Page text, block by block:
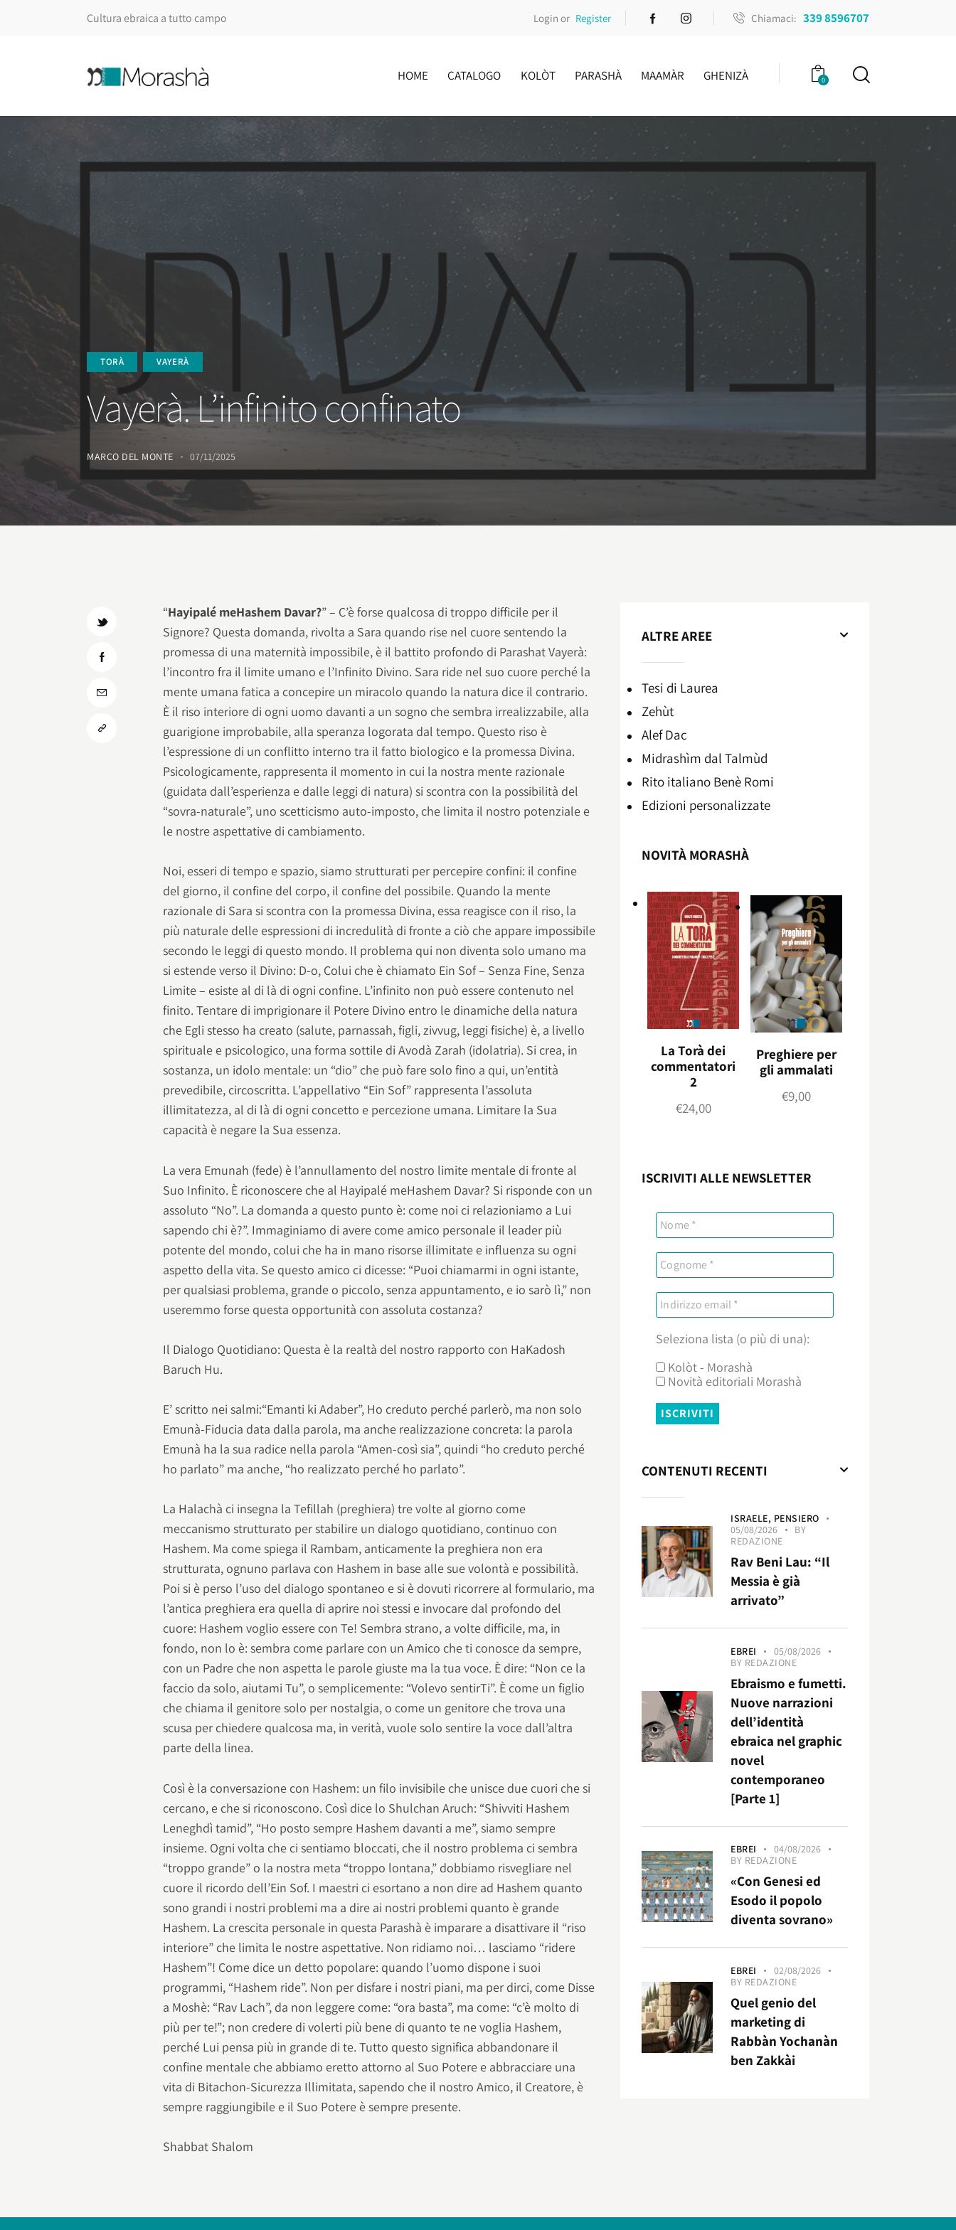
Cultura ebraica a tutto campo Login or Register Chiamaci: 339 8596707
HOME CATALOGO KOLÒT PARASHÀ MAAMÀR GHENIZÀ 0
TORÀ VAYERÀ
Vayerà. L’infinito confinato
MARCO DEL MONTE 07/11/2025
“Hayipalé meHashem Davar?” – C’è forse qualcosa di troppo difficile per il
Signore? Questa domanda, rivolta a Sara quando rise nel cuore sentendo la
promessa di una maternità impossibile, è il battito profondo di Parashat Vayerà:
l’incontro fra il limite umano e l’Infinito Divino. Sara ride nel suo cuore perché la
mente umana fatica a concepire un miracolo quando la natura dice il contrario.
È il riso interiore di ogni uomo davanti a un sogno che sembra irrealizzabile, alla
guarigione improbabile, alla speranza logorata dal tempo. Questo riso è
l’espressione di un conflitto interno tra il fatto biologico e la promessa Divina.
Psicologicamente, rappresenta il momento in cui la nostra mente razionale
(guidata dall’esperienza e dalle leggi di natura) si scontra con la possibilità del
“sovra-naturale”, uno scetticismo auto-imposto, che limita il nostro potenziale e
le nostre aspettative di cambiamento.
Noi, esseri di tempo e spazio, siamo strutturati per percepire confini: il confine
del giorno, il confine del corpo, il confine del possibile. Quando la mente
razionale di Sara si scontra con la promessa Divina, essa reagisce con il riso, la
più naturale delle espressioni di incredulità di fronte a ciò che appare impossibile
secondo le leggi di questo mondo. Il problema qui non diventa solo umano ma
si estende verso il Divino: D-o, Colui che è chiamato Ein Sof – Senza Fine, Senza
Limite – esiste al di là di ogni confine. L’infinito non può essere contenuto nel
finito. Tentare di imprigionare il Potere Divino entro le dinamiche della natura
che Egli stesso ha creato (salute, parnassah, figli, zivvug, leggi fisiche) è, a livello
spirituale e psicologico, una forma sottile di Avodà Zarah (idolatria). Si crea, in
sostanza, un idolo mentale: un “dio” che può fare solo fino a qui, un’entità
prevedibile, circoscritta. L’appellativo “Ein Sof” rappresenta l’assoluta
illimitatezza, al di là di ogni concetto e percezione umana. Limitare la Sua
capacità è negare la Sua essenza.
La vera Emunah (fede) è l’annullamento del nostro limite mentale di fronte al
Suo Infinito. È riconoscere che al Hayipalé meHashem Davar? Si risponde con un
assoluto “No”. La domanda a questo punto è: come noi ci relazioniamo a Lui
sapendo chi è?”. Immaginiamo di avere come amico personale il leader più
potente del mondo, colui che ha in mano risorse illimitate e influenza su ogni
aspetto della vita. Se questo amico ci dicesse: “Puoi chiamarmi in ogni istante,
per qualsiasi problema, grande o piccolo, senza appuntamento, e io sarò lì,” non
useremmo forse questa opportunità con assoluta costanza?
Il Dialogo Quotidiano: Questa è la realtà del nostro rapporto con HaKadosh
Baruch Hu.
E’ scritto nei salmi:“Emanti ki Adaber”, Ho creduto perché parlerò, ma non solo
Emunà-Fiducia data dalla parola, ma anche realizzazione concreta: la parola
Emunà ha la sua radice nella parola “Amen-così sia”, quindi “ho creduto perché
ho parlato” ma anche, “ho realizzato perché ho parlato”.
La Halachà ci insegna la Tefillah (preghiera) tre volte al giorno come
meccanismo strutturato per stabilire un dialogo quotidiano, continuo con
Hashem. Ma come spiega il Rambam, anticamente la preghiera non era
strutturata, ognuno parlava con Hashem in base alle sue volontà e possibilità.
Poi si è perso l’uso del dialogo spontaneo e si è dovuti ricorrere al formulario, ma
l’antica preghiera era quella di aprire noi stessi e invocare dal profondo del
cuore: Hashem voglio essere con Te! Sembra strano, a volte difficile, ma, in
fondo, non lo è: sembra come parlare con un Amico che ti conosce da sempre,
con un Padre che non aspetta le parole giuste ma la tua voce. È dire: “Non ce la
faccio da solo, aiutami Tu”, o semplicemente: “Volevo sentirTi”. È come un figlio
che chiama il genitore solo per nostalgia, o come un genitore che trova una
scusa per chiedere qualcosa ma, in verità, vuole solo sentire la voce dall’altra
parte della linea.
Così è la conversazione con Hashem: un filo invisibile che unisce due cuori che si
cercano, e che si riconoscono. Così dice lo Shulchan Aruch: “Shivviti Hashem
Leneghdì tamid”, “Ho posto sempre Hashem davanti a me”, siamo sempre
insieme. Ogni volta che ci sentiamo bloccati, che il nostro problema ci sembra
“troppo grande” o la nostra meta “troppo lontana,” dobbiamo risvegliare nel
cuore il ricordo dell’Ein Sof. I maestri ci esortano a non dire ad Hashem quanto
sono grandi i nostri problemi ma a dire ai nostri problemi quanto è grande
Hashem. La crescita personale in questa Parashà è imparare a disattivare il “riso
interiore” che limita le nostre aspettative. Non ridiamo noi… lasciamo “ridere
Hashem”! Come dice un detto popolare: quando l’uomo dispone i suoi
programmi, “Hashem ride”. Non per disfare i nostri piani, ma per dirci, come Disse
a Moshè: “Rav Lach”, da non leggere come: “ora basta”, ma come: “c’è molto di
più per te!”; non credere di volerti più bene di quanto te ne voglia Hashem,
perché Lui pensa più in grande di te. Tutto questo significa abbandonare il
confine mentale che abbiamo eretto attorno al Suo Potere e abbracciare una
vita di Bitachon-Sicurezza Illimitata, sapendo che il nostro Amico, il Creatore, è
sempre raggiungibile e il Suo Potere è sempre presente.
Shabbat Shalom
ALTRE AREE
Tesi di Laurea
Zehùt
Alef Dac
Midrashìm dal Talmùd
Rito italiano Benè Romi​
Edizioni personalizzate
NOVITÀ MORASHÀ
La Torà dei
commentatori
2
€24,00
Preghiere per
gli ammalati
€9,00
ISCRIVITI ALLE NEWSLETTER
Seleziona lista (o più di una):
Kolòt - Morashà
Novità editoriali Morashà
CONTENUTI RECENTI
ISRAELE, PENSIERO
05/08/2026
BY
REDAZIONE
Rav Beni Lau: “Il
Messia è già
arrivato”
EBREI
05/08/2026
BY REDAZIONE
Ebraismo e fumetti.
Nuove narrazioni
dell’identità
ebraica nel graphic
novel
contemporaneo
[Parte 1]
EBREI
04/08/2026
BY REDAZIONE
«Con Genesi ed
Esodo il popolo
diventa sovrano»
EBREI
02/08/2026
BY REDAZIONE
Quel genio del
marketing di
Rabbàn Yochanàn
ben Zakkài